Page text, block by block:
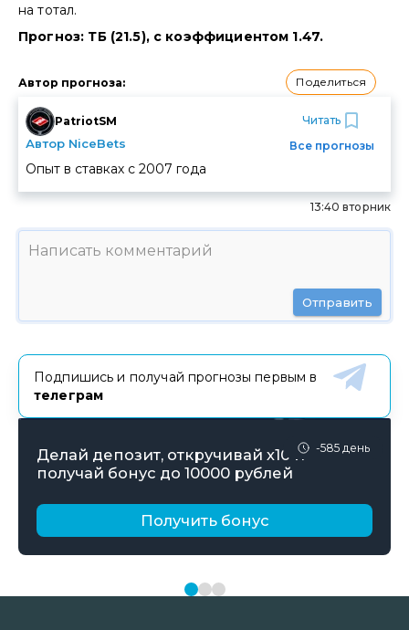
на тотал.
Прогноз: ТБ (21.5), с коэффициентом 1.47.
Автор прогноза: Поделиться
PatriotSM
Автор NiceBets
Читать
Все прогнозы
Опыт в ставках с 2007 года
13:40 вторник
Отправить
Подпишись и получай прогнозы первым в
телеграм
-585 день
Делай депозит, откручивай х10 и
получай бонус до 10000 рублей
Получить бонус